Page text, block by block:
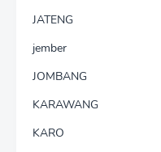
JATENG
jember
JOMBANG
KARAWANG
KARO